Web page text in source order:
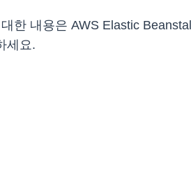
한 내용은 AWS Elastic
세요.